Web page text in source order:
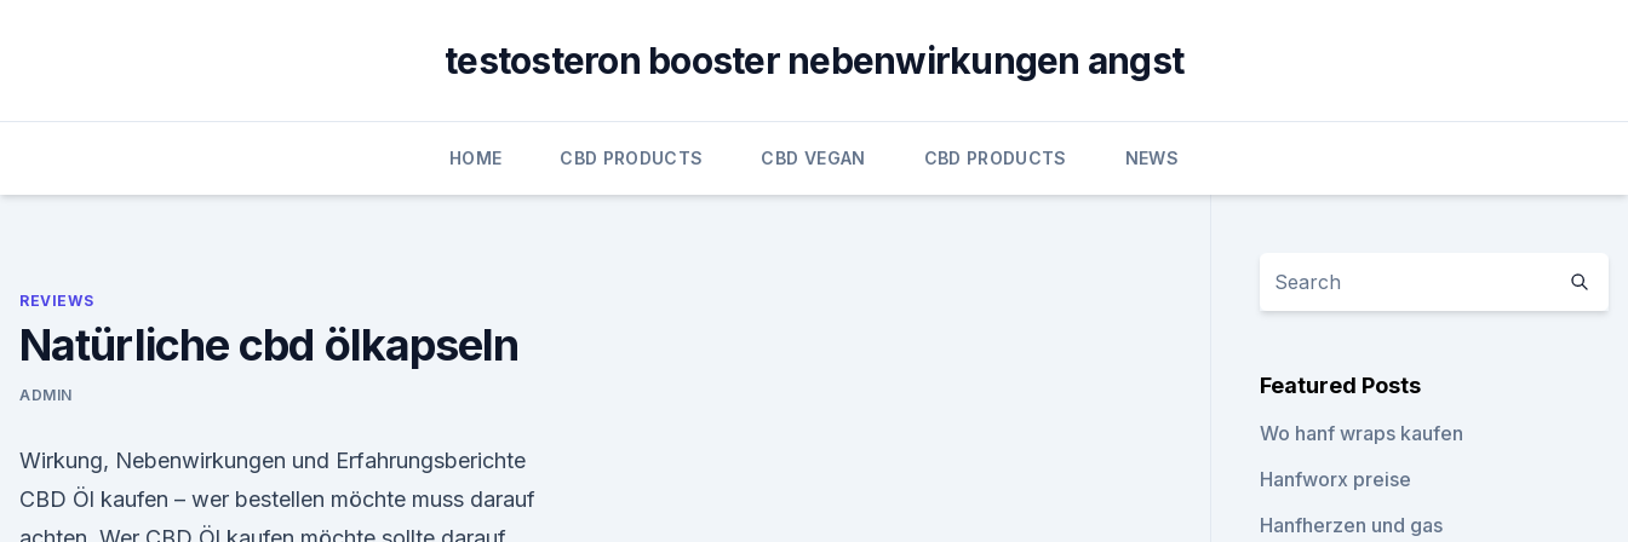
testosteron booster nebenwirkungen angst
HOME CBD PRODUCTS CBD VEGAN CBD PRODUCTS NEWS
REVIEWS
Natürliche cbd ölkapseln
ADMIN
Wirkung, Nebenwirkungen und Erfahrungsberichte
CBD Öl kaufen – wer bestellen möchte muss darauf
Featured Posts
Wo hanf wraps kaufen
Hanfworx preise
Hanfherzen und gas